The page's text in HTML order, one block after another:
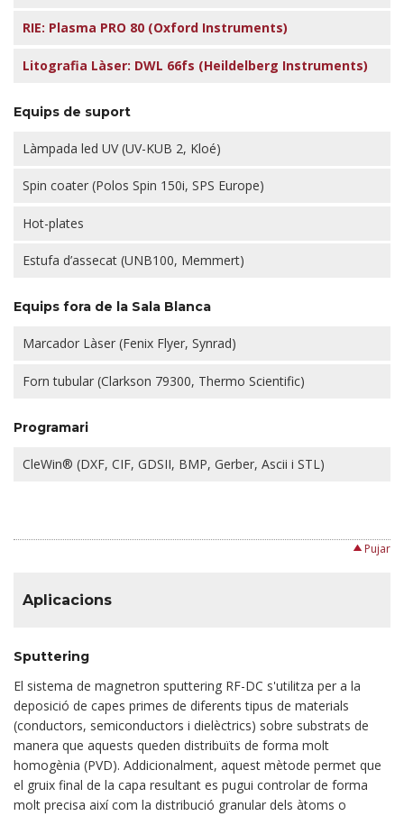
RIE: Plasma PRO 80 (Oxford Instruments)
Litografia Làser: DWL 66fs (Heildelberg Instruments)
Equips de suport
Làmpada led UV (UV-KUB 2, Kloé)
Spin coater (Polos Spin 150i, SPS Europe)
Hot-plates
Estufa d’assecat (UNB100, Memmert)
Equips fora de la Sala Blanca
Marcador Làser (Fenix Flyer, Synrad)
Forn tubular (Clarkson 79300, Thermo Scientific)
Programari
CleWin® (DXF, CIF, GDSII, BMP, Gerber, Ascii i STL)
Pujar
Aplicacions
Sputtering
El sistema de magnetron sputtering RF-DC s'utilitza per a la
deposició de capes primes de diferents tipus de materials
(conductors, semiconductors i dielèctrics) sobre substrats de
manera que aquests queden distribuïts de forma molt
homogènia (PVD). Addicionalment, aquest mètode permet que
el gruix final de la capa resultant es pugui controlar de forma
molt precisa així com la distribució granular dels àtoms o